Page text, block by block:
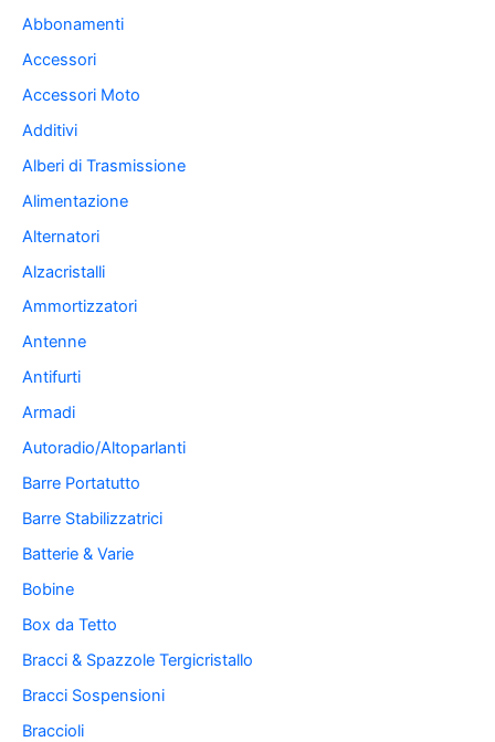
Abbonamenti
Accessori
Accessori Moto
Additivi
Alberi di Trasmissione
Alimentazione
Alternatori
Alzacristalli
Ammortizzatori
Antenne
Antifurti
Armadi
Autoradio/Altoparlanti
Barre Portatutto
Barre Stabilizzatrici
Batterie & Varie
Bobine
Box da Tetto
Bracci & Spazzole Tergicristallo
Bracci Sospensioni
Braccioli